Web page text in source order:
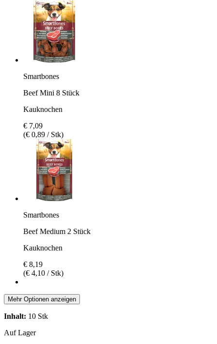
Smartbones
Beef Mini 8 Stück
Kauknochen
€ 7,09
(€ 0,89 / Stk)
Smartbones
Beef Medium 2 Stück
Kauknochen
€ 8,19
(€ 4,10 / Stk)
Mehr Optionen anzeigen
Inhalt: 10 Stk
Auf Lager